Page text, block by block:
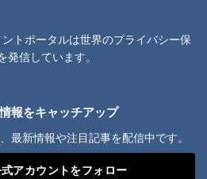
トポータルは世界のプライバシー保
信しています。
報をキャッチアップ
新情報や注目記事を配信中です。
アカウントをフォロー